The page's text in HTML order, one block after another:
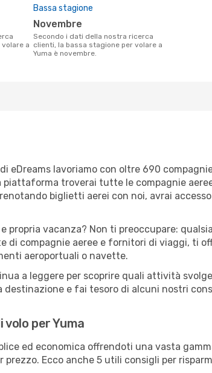
a
Bassa stagione
novembre
Secondo i dati della nostra ricerca
clienti, la bassa stagione per volare a
Yuma è novembre.
eDreams lavoriamo con oltre 690
troverai tutte le compagnie
biglietti aerei con noi, avrai
propria vacanza? Non ti preoccupare:
di compagnie aeree e fornitori di viaggi, ti
aeroportuali o navette.
a leggere per scoprire quali attività
destinazione e fai tesoro di alcuni nostri
per Yuma
ed economica offrendoti una vasta
Ecco anche 5 utili consigli per